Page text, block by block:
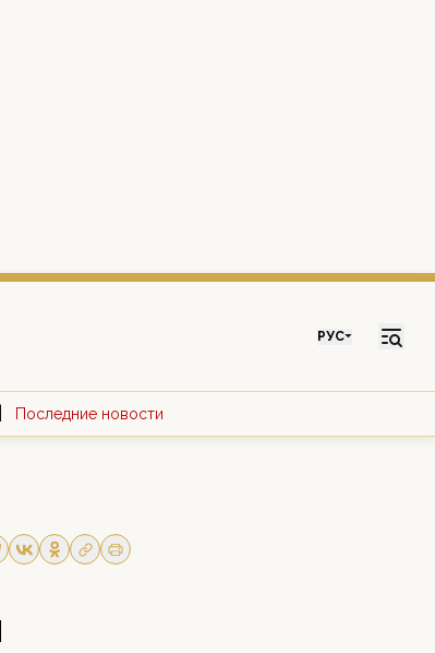
РУС
Последние новости